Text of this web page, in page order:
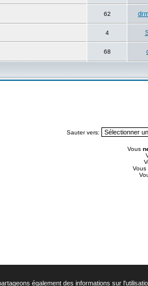
également des informations sur
62
4
68
Sauter vers:
Vous
Vous